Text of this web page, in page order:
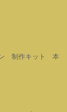
ン 制作キット 本